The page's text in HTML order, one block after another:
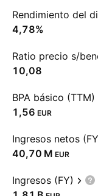
Rendimiento del
4,78%
Ratio precio s/
10,08
BPA básico (TTM)
1,56 EUR
Ingresos netos
‪40,70 M‬ EUR
Ingresos (FY)